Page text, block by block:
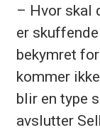
– Hvor skal
er
bekymret
kommer
blir en type
avslutter